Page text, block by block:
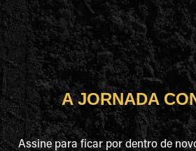
A JORNADA
Assine para ficar por dentro de